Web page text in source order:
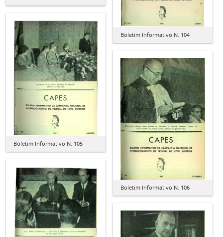
Boletim Informativo N. 104
Boletim Informativo N. 105
Boletim Informativo N. 106